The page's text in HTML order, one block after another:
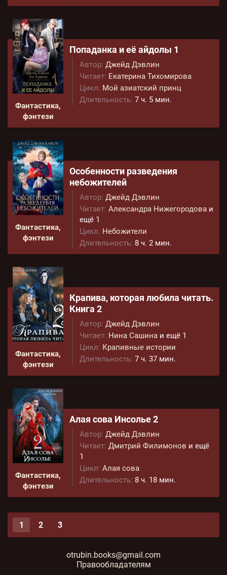
Фантастика,
фэнтези
Попаданка и её айдолы 1
Автор: Джейд Дэвлин
Читает: Екатерина Тихомирова
Цикл: Мой азиатский принц
Длительность: 7 ч. 5 мин.
Фантастика,
фэнтези
Особенности разведения
небожителей
Автор: Джейд Дэвлин
Читает: Александра Нижегородова и
ещё 1
Цикл: Небожители
Длительность: 8 ч. 2 мин.
Фантастика,
фэнтези
Крапива, которая любила читать.
Книга 2
Автор: Джейд Дэвлин
Читает: Нина Сашина и ещё 1
Цикл: Крапивные истории
Длительность: 7 ч. 37 мин.
Фантастика,
фэнтези
Алая сова Инсолье 2
Автор: Джейд Дэвлин
Читает: Дмитрий Филимонов и ещё
1
Цикл: Алая сова
Длительность: 8 ч. 18 мин.
1 2 3
otrubin.books@gmail.com
Правообладателям